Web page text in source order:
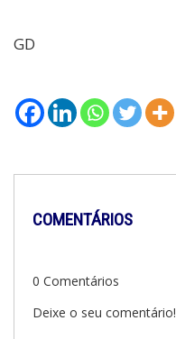
GD
COMENTÁRIOS
0 Comentários
Deixe o seu comentário!